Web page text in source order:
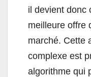
il devient donc
meilleure offre
marché. Cette
complexe est
algorithme qui